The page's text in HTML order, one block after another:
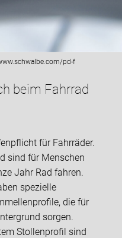
pd-f
beim Fahrrad
für Fahrräder.
sind für Menschen
Jahr Rad fahren.
spezielle
die für
sorgen.
Stollenprofil sind